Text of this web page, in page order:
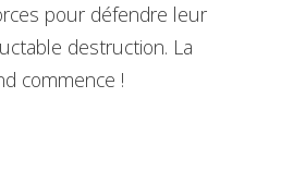
pour défendre leur
destruction. La
commence !